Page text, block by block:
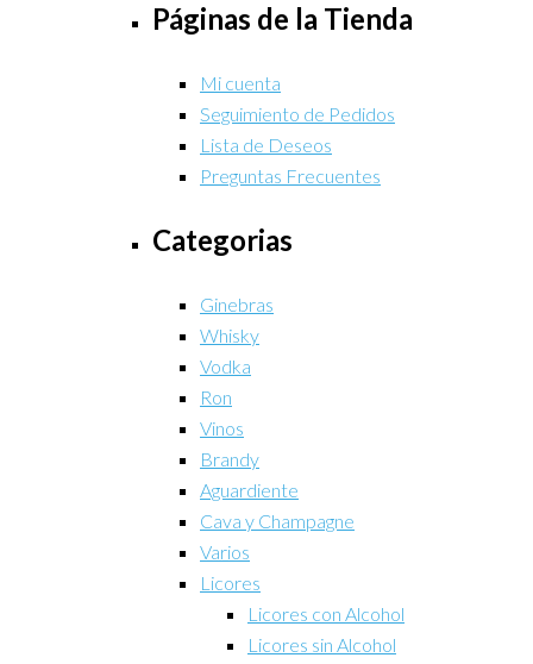
Páginas de la Tienda
Mi cuenta
Seguimiento de Pedidos
Lista de Deseos
Preguntas Frecuentes
Categorias
Ginebras
Whisky
Vodka
Ron
Vinos
Brandy
Aguardiente
Cava y Champagne
Varios
Licores
Licores con Alcohol
Licores sin Alcohol